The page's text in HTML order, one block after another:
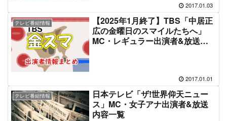
2017.01.03
テレビ番組情報
【2025年1月終了】TBS「中居正
広の金曜日のスマイルたちへ」
MC・レギュラー出演者&放送内
2017.01.01
テレビ番組情報
日本テレビ「ザ!世界仰天ニュー
ス」MC・女子アナ出演者&放送
内容一覧